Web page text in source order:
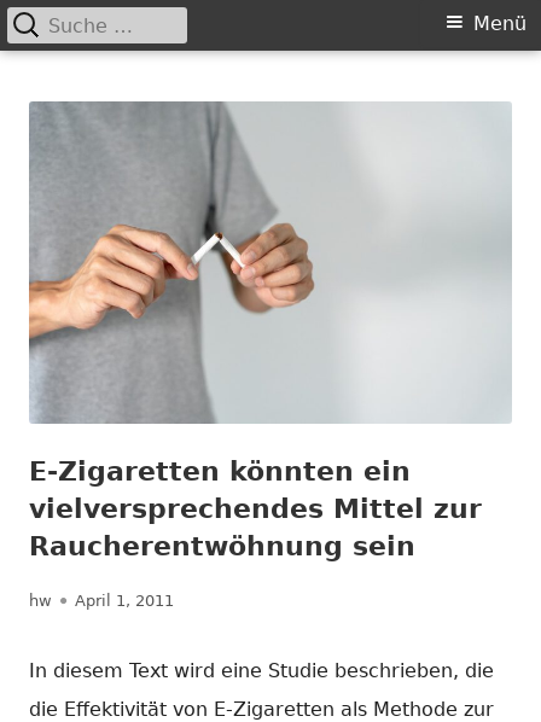
zum
Primäres
Menü
Suche
nach:
E-Zigaretten könnten ein
vielversprechendes Mittel zur
Raucherentwöhnung sein
Autor
hw Veröffentlicht
April 1, 2011
In diesem Text wird eine Studie beschrieben, die
die Effektivität von E-Zigaretten als Methode zur